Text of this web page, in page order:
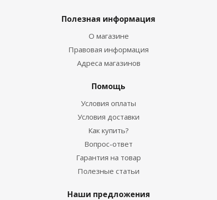
Полезная информация
О магазине
Правовая информация
Адреса магазинов
Помощь
Условия оплаты
Условия доставки
Как купить?
Вопрос-ответ
Гарантия на товар
Полезные статьи
Наши предложения